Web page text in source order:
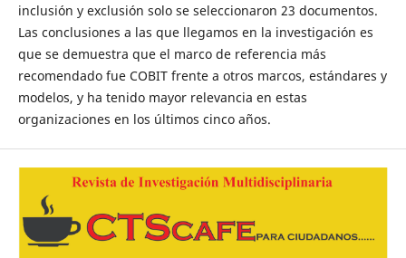
inclusión y exclusión solo se seleccionaron 23 documentos.
Las conclusiones a las que llegamos en la investigación es
que se demuestra que el marco de referencia más
recomendado fue COBIT frente a otros marcos, estándares y
modelos, y ha tenido mayor relevancia en estas
organizaciones en los últimos cinco años.